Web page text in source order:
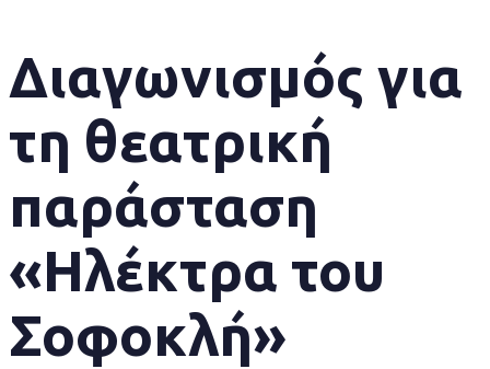
Διαγωνισμός για
τη θεατρική
παράσταση
«Ηλέκτρα του
Σοφοκλή»